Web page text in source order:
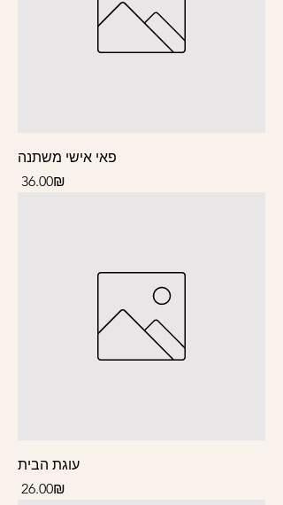
פאי אישי משתנה
Price ‏36.00 ‏₪
עוגת הבית
Price ‏26.00 ‏₪